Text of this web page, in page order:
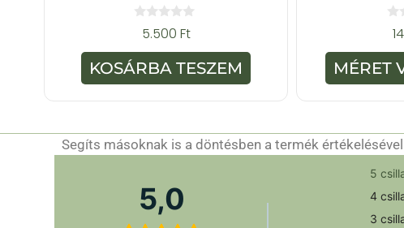
z
5
-
b
5.500 Ft
KOSÁRBA TESZEM
0
z
5
-
b
MÉRET
Segíts másoknak is a döntésben a termék
5,0
5
4
3